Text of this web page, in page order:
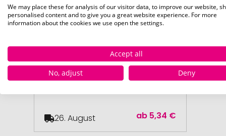
ab 20 Stück
Schuhpflegeset RE98-AJACCIO
ab 5,34 €
26. August
We may place these for analysis of our visitor data, to improve our website,
personalised content and to give you a great website experience. For more
information about the cookies we use open the settings.
Accept all
No, adjust
Deny